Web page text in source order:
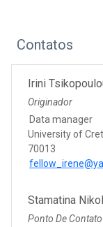
Contatos
Irini
Originador
Data manager
University of
70013
Stamatina
Ponto De Contato